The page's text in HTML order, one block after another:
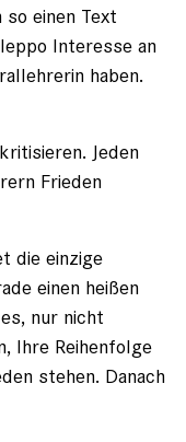
einen Text
Interesse an
haben.
Jeden
Frieden
die einzige
einen heißen
nur nicht
Ihre Reihenfolge
stehen. Danach